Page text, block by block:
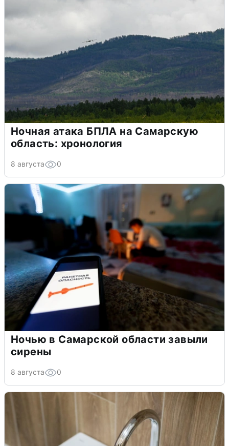
Ночная атака БПЛА на Самарскую
область: хронология
8 августа 0
Ночью в Самарской области завыли
сирены
8 августа 0